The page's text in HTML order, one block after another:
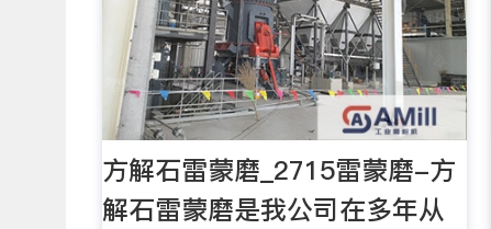
方解石雷蒙磨_2715雷蒙磨-方
解石雷蒙磨是我公司在多年从